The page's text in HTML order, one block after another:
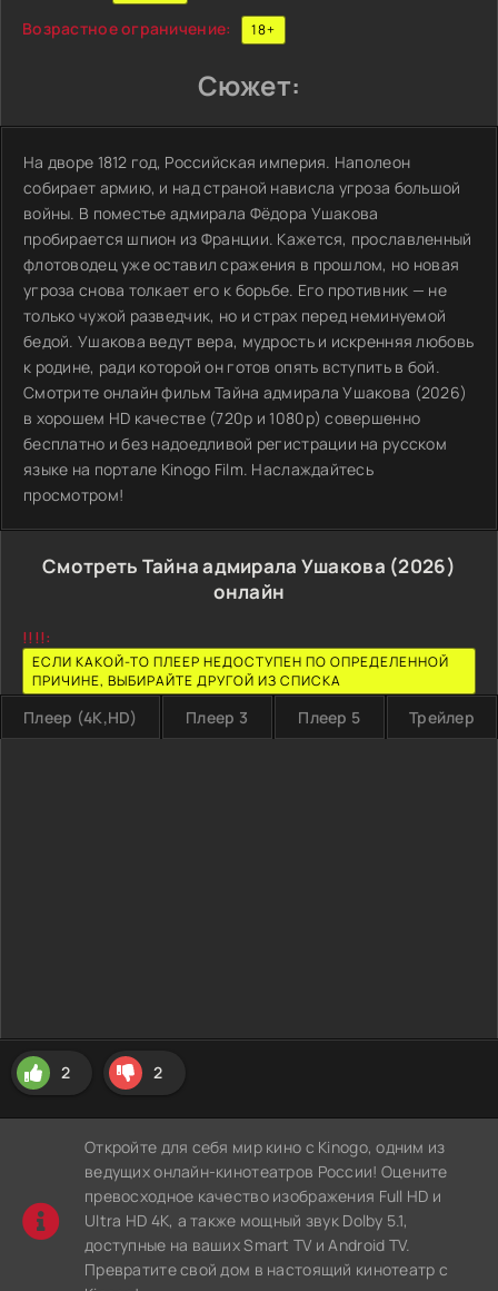
Возрастное ограничение: 18+
Сюжет:
На дворе 1812 год, Российская империя. Наполеон
собирает армию, и над страной нависла угроза большой
войны. В поместье адмирала Фёдора Ушакова
пробирается шпион из Франции. Кажется, прославленный
флотоводец уже оставил сражения в прошлом, но новая
угроза снова толкает его к борьбе. Его противник — не
только чужой разведчик, но и страх перед неминуемой
бедой. Ушакова ведут вера, мудрость и искренняя любовь
к родине, ради которой он готов опять вступить в бой.
Смотрите онлайн фильм Тайна адмирала Ушакова (2026)
в хорошем HD качестве (720p и 1080p) совершенно
бесплатно и без надоедливой регистрации на русском
языке на портале Kinogo Film. Наслаждайтесь
просмотром!
Смотреть Тайна адмирала Ушакова (2026)
онлайн
!!!!:
ЕСЛИ КАКОЙ-ТО ПЛЕЕР НЕДОСТУПЕН ПО ОПРЕДЕЛЕННОЙ
ПРИЧИНЕ, ВЫБИРАЙТЕ ДРУГОЙ ИЗ СПИСКА
Плеер (4K,HD) Плеер 3 Плеер 5 Трейлер
2 2
Откройте для себя мир кино с Kinogo, одним из
ведущих онлайн-кинотеатров России! Оцените
превосходное качество изображения Full HD и
Ultra HD 4K, а также мощный звук Dolby 5.1,
доступные на ваших Smart TV и Android TV.
Превратите свой дом в настоящий кинотеатр с